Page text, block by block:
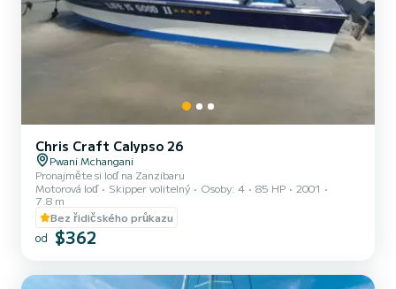
Chris Craft Calypso 26
Pwani Mchangani
Pronajměte si loď na Zanzibaru
Motorová loď
Skipper volitelný Osoby: 4 85 HP
2001
7.8 m
Bez řidičského průkazu
od $362